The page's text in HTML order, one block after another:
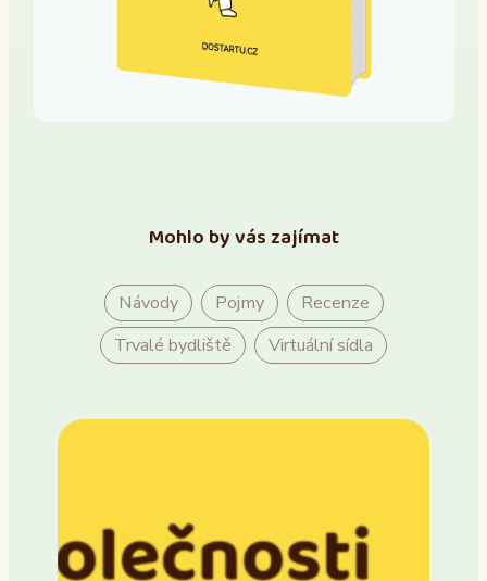
Mohlo by vás zajímat
Návody Pojmy
Recenze
Trvalé bydliště
Virtuální sídla